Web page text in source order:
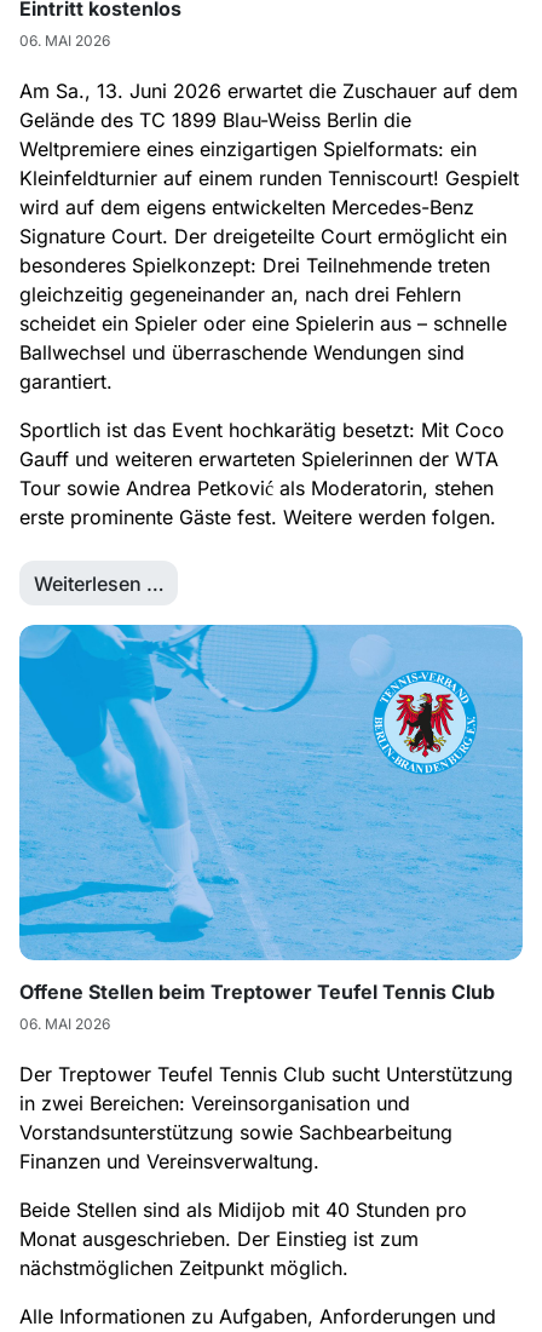
Eintritt kostenlos
06. MAI 2026
Am Sa., 13. Juni 2026 erwartet die Zuschauer auf dem
Gelände des TC 1899 Blau-Weiss Berlin die
Weltpremiere eines einzigartigen Spielformats: ein
Kleinfeldturnier auf einem runden Tenniscourt! Gespielt
wird auf dem eigens entwickelten Mercedes-Benz
Signature Court. Der dreigeteilte Court ermöglicht ein
besonderes Spielkonzept: Drei Teilnehmende treten
gleichzeitig gegeneinander an, nach drei Fehlern
scheidet ein Spieler oder eine Spielerin aus – schnelle
Ballwechsel und überraschende Wendungen sind
garantiert.
Sportlich ist das Event hochkarätig besetzt: Mit Coco
Gauff und weiteren erwarteten Spielerinnen der WTA
Tour sowie Andrea Petković als Moderatorin, stehen
erste prominente Gäste fest. Weitere werden folgen.
Weiterlesen …
Offene Stellen beim Treptower Teufel Tennis Club
06. MAI 2026
Der Treptower Teufel Tennis Club sucht Unterstützung
in zwei Bereichen: Vereinsorganisation und
Vorstandsunterstützung sowie Sachbearbeitung
Finanzen und Vereinsverwaltung.
Beide Stellen sind als Midijob mit 40 Stunden pro
Monat ausgeschrieben. Der Einstieg ist zum
nächstmöglichen Zeitpunkt möglich.
Alle Informationen zu Aufgaben, Anforderungen und